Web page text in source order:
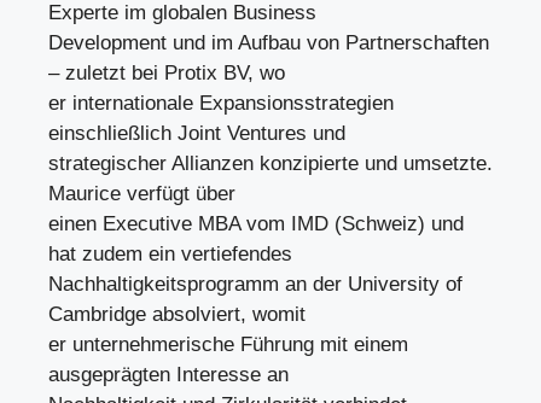
Experte im globalen Business
Development und im Aufbau von Partnerschaften
– zuletzt bei Protix BV, wo
er internationale Expansionsstrategien
einschließlich Joint Ventures und
strategischer Allianzen konzipierte und umsetzte.
Maurice verfügt über
einen Executive MBA vom IMD (Schweiz) und
hat zudem ein vertiefendes
Nachhaltigkeitsprogramm an der University of
Cambridge absolviert, womit
er unternehmerische Führung mit einem
ausgeprägten Interesse an